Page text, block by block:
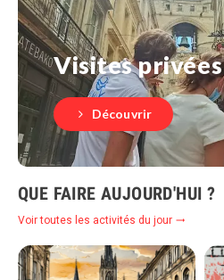
Visites privées
Découvrir
QUE FAIRE AUJOURD'HUI ?
Voir toutes les activités du jour 